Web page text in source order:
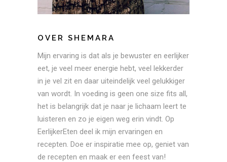
OVER SHEMARA
Mijn ervaring is dat als je bewuster en eerlijker
eet, je veel meer energie hebt, veel lekkerder
in je vel zit en daar uiteindelijk veel gelukkiger
van wordt. In voeding is geen one size fits all,
het is belangrijk dat je naar je lichaam leert te
luisteren en zo je eigen weg erin vindt. Op
EerlijkerEten deel ik mijn ervaringen en
recepten. Doe er inspiratie mee op, geniet van
de recepten en maak er een feest van!